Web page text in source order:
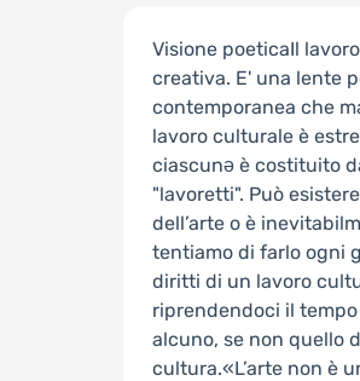
Visione poetica ​ Il
creativa. E' una lente
contemporanea che
lavoro culturale è
ciascunə è costituito
"lavoretti". Può
dell’arte o è
tentiamo di farlo ogni
diritti di un lavoro
riprendendoci il
alcuno, se non quello
cultura. ​«L’arte non è